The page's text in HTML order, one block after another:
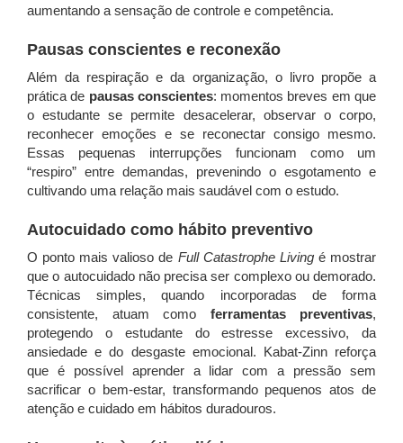
aumentando a sensação de controle e competência.
Pausas conscientes e reconexão
Além da respiração e da organização, o livro propõe a
prática de pausas conscientes: momentos breves em que
o estudante se permite desacelerar, observar o corpo,
reconhecer emoções e se reconectar consigo mesmo.
Essas pequenas interrupções funcionam como um
“respiro” entre demandas, prevenindo o esgotamento e
cultivando uma relação mais saudável com o estudo.
Autocuidado como hábito preventivo
O ponto mais valioso de Full Catastrophe Livingé mostrar
que o autocuidado não precisa ser complexo ou demorado.
Técnicas simples, quando incorporadas de forma
consistente, atuam como ferramentas preventivas,
protegendo o estudante do estresse excessivo, da
ansiedade e do desgaste emocional. Kabat-Zinn reforça
que é possível aprender a lidar com a pressão sem
sacrificar o bem-estar, transformando pequenos atos de
atenção e cuidado em hábitos duradouros.